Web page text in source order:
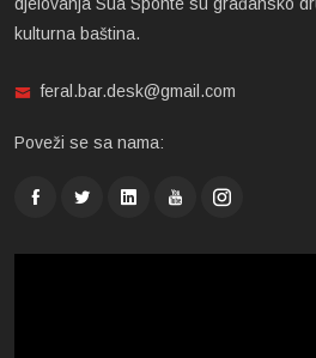
djelovanja Sua Sponte su građansko
kulturna baština.
feral.bar.desk@gmail.com
Poveži se sa nama: